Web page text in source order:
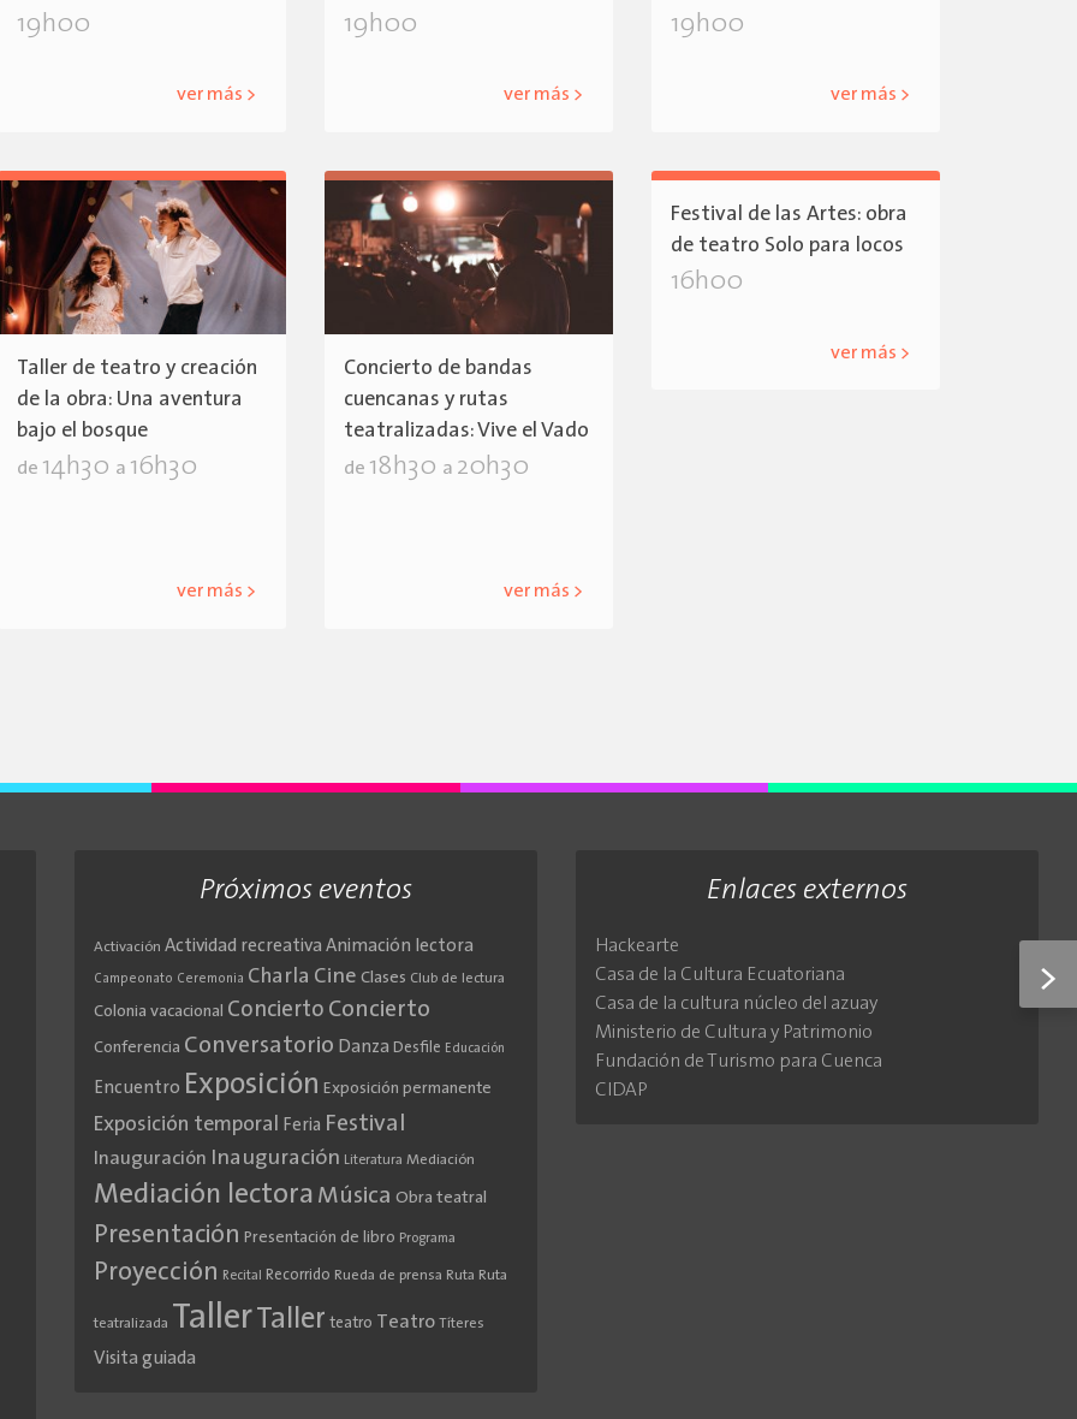
>
19h00
ver más >
19h00
ver más >
19h00
ver más >
Taller de teatro y creación
de la obra: Una aventura
bajo el bosque
de 14h30 a 16h30
ver más >
Concierto de bandas
cuencanas y rutas
teatralizadas: Vive el Vado
de 18h30 a 20h30
ver más >
Festival de las Artes: obra
de teatro Solo para locos
16h00
ver más >
Próximos eventos
Activación Actividad recreativa Animación lectora
Campeonato Ceremonia Charla Cine Clases Club de lectura
Colonia vacacional Concierto Concierto
Conferencia Conversatorio Danza Desfile Educación
Encuentro Exposición Exposición permanente
Exposición temporal Feria Festival
Inauguración Inauguración Literatura Mediación
Mediación lectora Música Obra teatral
Presentación Presentación de libro Programa
Proyección Recital Recorrido Rueda de prensa Ruta Ruta
teatralizada TallerTaller teatro Teatro Títeres
Visita guiada
Enlaces externos
Hackearte
Casa de la Cultura Ecuatoriana
Casa de la cultura núcleo del azuay
Ministerio de Cultura y Patrimonio
Fundación de Turismo para Cuenca
CIDAP